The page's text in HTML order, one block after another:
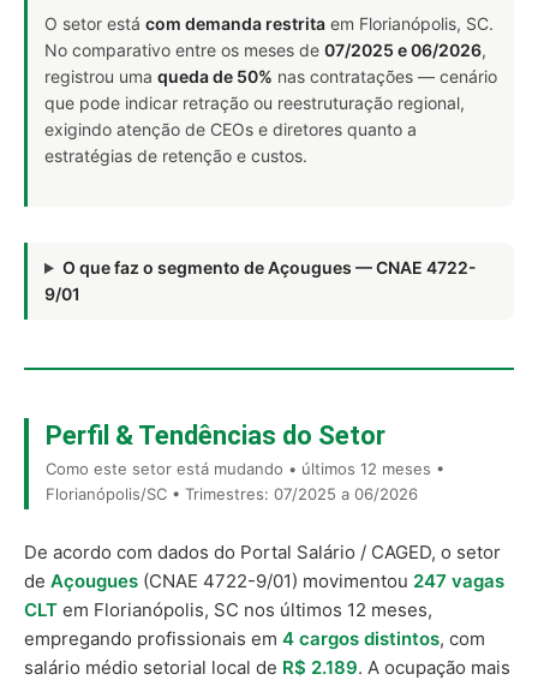
O setor está com demanda restrita em Florianópolis, SC.
No comparativo entre os meses de 07/2025 e 06/2026,
registrou uma queda de 50% nas contratações — cenário
que pode indicar retração ou reestruturação regional,
exigindo atenção de CEOs e diretores quanto a
estratégias de retenção e custos.
O que faz o segmento de Açougues — CNAE 4722-
9/01
Perfil & Tendências do Setor
Como este setor está mudando • últimos 12 meses •
Florianópolis/SC • Trimestres: 07/2025 a 06/2026
De acordo com dados do Portal Salário / CAGED, o setor
de Açougues (CNAE 4722-9/01) movimentou 247 vagas
CLT em Florianópolis, SC nos últimos 12 meses,
empregando profissionais em 4 cargos distintos, com
salário médio setorial local de R$ 2.189. A ocupação mais